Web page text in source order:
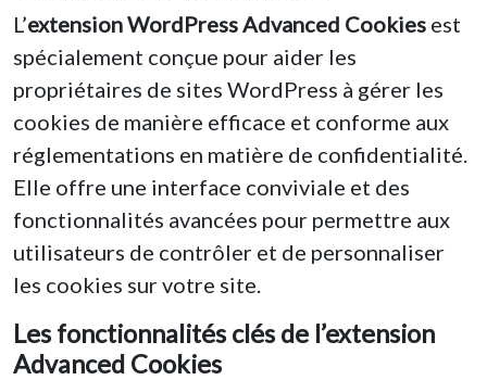
L’extension WordPress Advanced Cookies est
spécialement conçue pour aider les
propriétaires de sites WordPress à gérer les
cookies de manière efficace et conforme aux
réglementations en matière de confidentialité.
Elle offre une interface conviviale et des
fonctionnalités avancées pour permettre aux
utilisateurs de contrôler et de personnaliser
les cookies sur votre site.
Les fonctionnalités clés de l’extension
Advanced Cookies